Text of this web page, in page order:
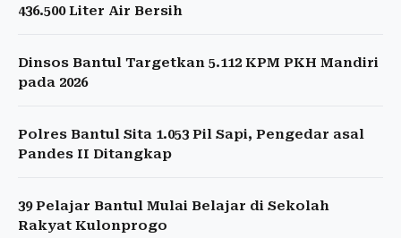
436.500 Liter Air Bersih
Dinsos Bantul Targetkan 5.112 KPM PKH Mandiri
pada 2026
Polres Bantul Sita 1.053 Pil Sapi, Pengedar asal
Pandes II Ditangkap
39 Pelajar Bantul Mulai Belajar di Sekolah
Rakyat Kulonprogo